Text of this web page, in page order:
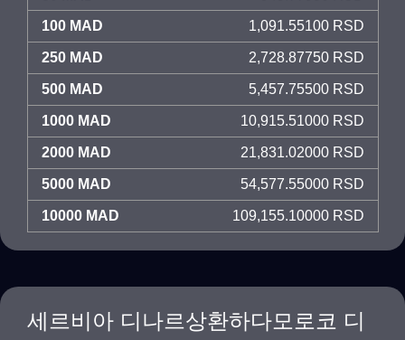
100 MAD 1,091.55100 RSD
250 MAD 2,728.87750 RSD
500 MAD 5,457.75500 RSD
1000 MAD 10,915.51000 RSD
2000 MAD 21,831.02000 RSD
5000 MAD 54,577.55000 RSD
10000 MAD 109,155.10000 RSD
세르비아 디나르상환하다모로코 디